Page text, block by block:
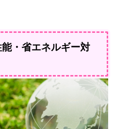
・省エネルギー対